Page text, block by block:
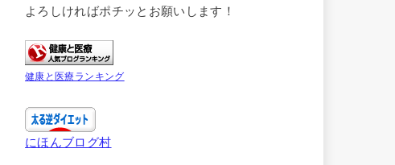
よろしければポチッとお願いします！
健康と医療ランキング
にほんブログ村